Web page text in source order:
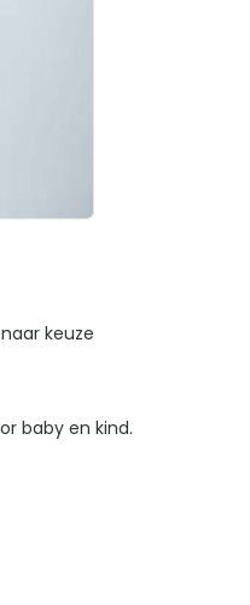
keuze
baby en kind.